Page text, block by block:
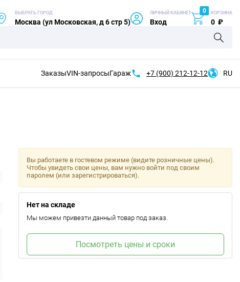
ВЫБРАТЬ ГОРОД
Москва (ул Московская, д 6 стр 5)
ЛИЧНЫЙ КАБИНЕТ
Вход
0 КОРЗИНА
0 ₽
ЗаказыVIN-запросыГараж +7 (900) 212-12-12 RU
Вы работаете в гостевом режиме (видите розничные цены).
Чтобы увидеть свои цены, вам нужно войти под своим
паролем (или зарегистрироваться).
Нет на складе
Мы можем привезти данный товар под заказ.
Посмотреть цены и сроки